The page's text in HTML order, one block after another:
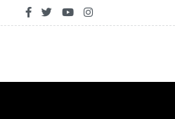
yangından etkilenen üreticilere